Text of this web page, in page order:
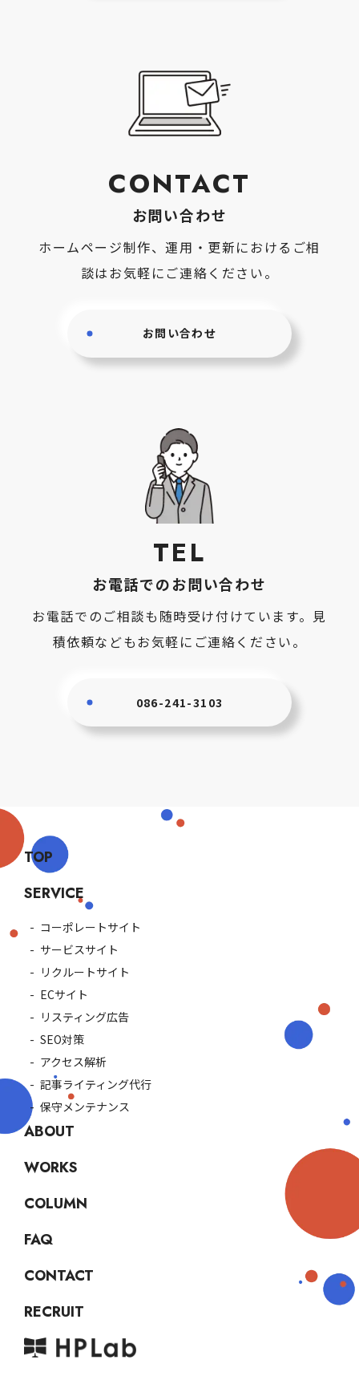
CONTACT
お問い合わせ
ホームページ制作、運用・更新におけるご相
談はお気軽にご連絡ください。
お問い合わせ
TEL
お電話でのお問い合わせ
お電話でのご相談も随時受け付けています。見
積依頼などもお気軽にご連絡ください。
086-241-3103
TOP
SERVICE
コーポレートサイト
サービスサイト
リクルートサイト
ECサイト
リスティング広告
SEO対策
アクセス解析
記事ライティング代行
保守メンテナンス
ABOUT
WORKS
COLUMN
FAQ
CONTACT
RECRUIT